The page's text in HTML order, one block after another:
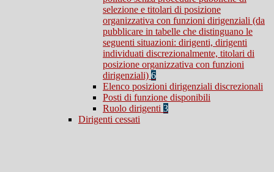
selezione e titolari di posizione
organizzativa con funzioni dirigenziali (da
pubblicare in tabelle che distinguano le
seguenti situazioni: dirigenti, dirigenti
individuati discrezionalmente, titolari di
posizione organizzativa con funzioni
dirigenziali) 6
Elenco posizioni dirigenziali discrezionali
Posti di funzione disponibili
Ruolo dirigenti 3
Dirigenti cessati